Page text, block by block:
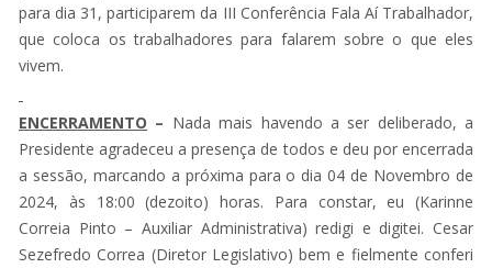
para dia 31, participarem da III Conferência Fala Aí Trabalhador,
que coloca os trabalhadores para falarem sobre o que eles
vivem.
ENCERRAMENTO – Nada mais havendo a ser deliberado, a
Presidente agradeceu a presença de todos e deu por encerrada
a sessão, marcando a próxima para o dia 04 de Novembro de
2024, às 18:00 (dezoito) horas. Para constar, eu (Karinne
Correia Pinto – Auxiliar Administrativa) redigi e digitei. Cesar
Sezefredo Correa (Diretor Legislativo) bem e fielmente conferi